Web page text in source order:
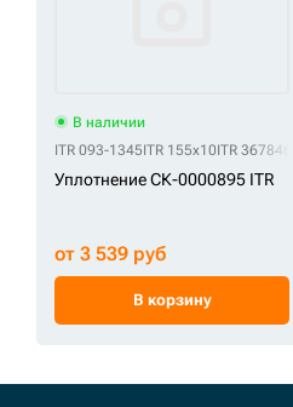
В наличии
ITR 093-1345ITR 155x10ITR 3678468
Уплотнение СК-0000895 ITR
от 3 539 руб
В корзину